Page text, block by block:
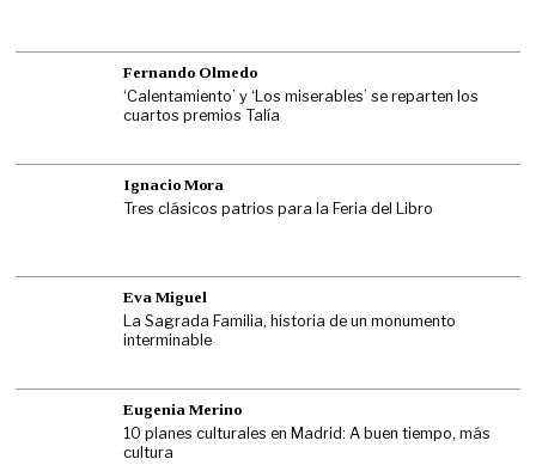
Fernando Olmedo
‘Calentamiento’ y ‘Los miserables’ se reparten los
cuartos premios Talía
Ignacio Mora
Tres clásicos patrios para la Feria del Libro
Eva Miguel
La Sagrada Familia, historia de un monumento
interminable
Eugenia Merino
10 planes culturales en Madrid: A buen tiempo, más
cultura